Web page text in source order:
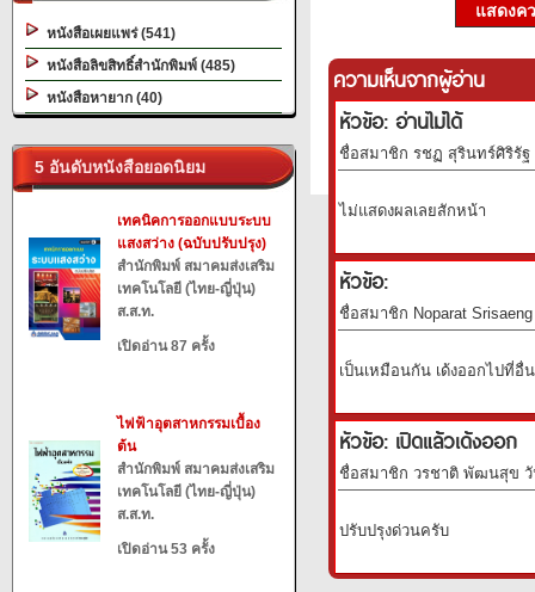
หนังสือเผยแพร่ (541)
หนังสือลิขสิทธิ์สำนักพิมพ์ (485)
หนังสือหายาก (40)
5 อันดับหนังสือยอดนิยม
เทคนิคการออกแบบระบบ
แสงสว่าง (ฉบับปรับปรุง)
สำนักพิมพ์ สมาคมส่งเสริม
เทคโนโลยี (ไทย-ญี่ปุ่น)
ส.ส.ท.
เปิดอ่าน 87 ครั้ง
ไฟฟ้าอุตสาหกรรมเบื้อง
ต้น
สำนักพิมพ์ สมาคมส่งเสริม
เทคโนโลยี (ไทย-ญี่ปุ่น)
ส.ส.ท.
เปิดอ่าน 53 ครั้ง
แสดงค
ความเห็นจากผู้อ่าน
หัวข้อ: อ่านไม่ได้
ชื่อสมาชิก รชฏ สุรินทร์ศิริรัฐ
ไม่แสดงผลเลยสักหน้า
หัวข้อ:
ชื่อสมาชิก Noparat
เป็นเหมือนกัน เด้งออกไปที่อื่
หัวข้อ: เปิดแล้วเด้งออก
ชื่อสมาชิก วรชาติ พัฒนสุข วั
ปรับปรุงด่วนครับ